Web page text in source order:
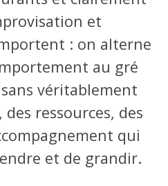
et
: on alterne
au gré
véritablement
ressources, des
qui
et de grandir.